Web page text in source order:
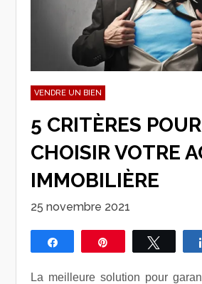
VENDRE UN BIEN
5 CRITÈRES
CHOISIR VOTRE
IMMOBILIÈRE
25 novembre 2021
Partagez Épingle
La meilleure solution pour